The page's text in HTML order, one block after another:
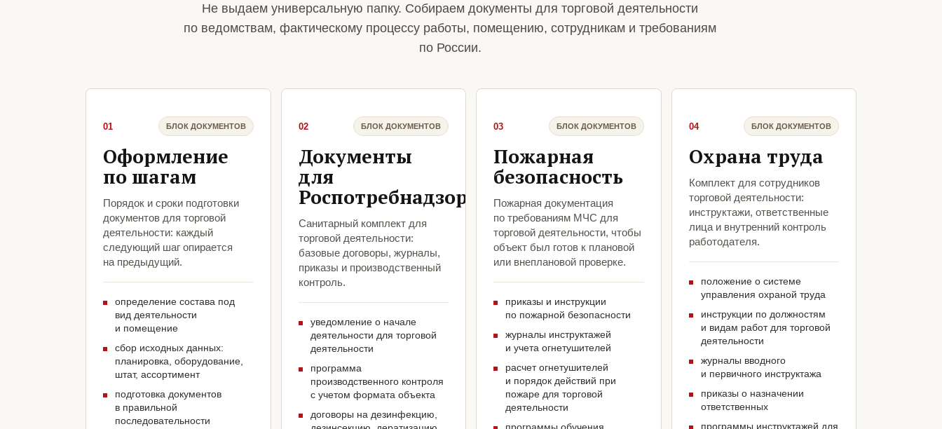
Не выдаем универсальную папку. Собираем документы для торговой деятельности
по ведомствам, фактическому процессу работы, помещению, сотрудникам и требованиям
по России.
01 БЛОК ДОКУМЕНТОВ
Оформление
по шагам
Порядок и сроки подготовки
документов для торговой
деятельности: каждый
следующий шаг опирается
на предыдущий.
определение состава под
вид деятельности
и помещение
сбор исходных данных:
планировка, оборудование,
штат, ассортимент
подготовка документов
в правильной
последовательности
02 БЛОК ДОКУМЕНТОВ
Документы
для
Роспотребнадзора
Санитарный комплект для
торговой деятельности:
базовые договоры, журналы,
приказы и производственный
контроль.
уведомление о начале
деятельности для торговой
деятельности
программа
производственного контроля
с учетом формата объекта
договоры на дезинфекцию,
03 БЛОК ДОКУМЕНТОВ
Пожарная
безопасность
Пожарная документация
по требованиям МЧС для
торговой деятельности, чтобы
объект был готов к плановой
или внеплановой проверке.
приказы и инструкции
по пожарной безопасности
журналы инструктажей
и учета огнетушителей
расчет огнетушителей
и порядок действий при
пожаре для торговой
деятельности
04 БЛОК ДОКУМЕНТОВ
Охрана труда
Комплект для сотрудников
торговой деятельности:
инструктажи, ответственные
лица и внутренний контроль
работодателя.
положение о системе
управления охраной труда
инструкции по должностям
и видам работ для торговой
деятельности
журналы вводного
и первичного инструктажа
приказы о назначении
ответственных
программы инструктажей для